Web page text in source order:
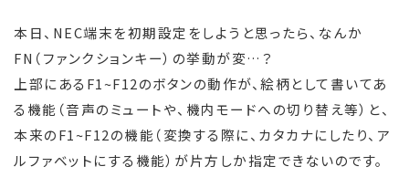
本日、NEC端末を初期設定をしようと思ったら、なんか
FN（ファンクションキー）の挙動が変…？
上部にあるF1~F12のボタンの動作が、絵柄として書いてあ
る機能（音声のミュートや、機内モードへの切り替え等）と、
本来のF1~F12の機能（変換する際に、カタカナにしたり、ア
ルファベットにする機能）が片方しか指定できないのです。